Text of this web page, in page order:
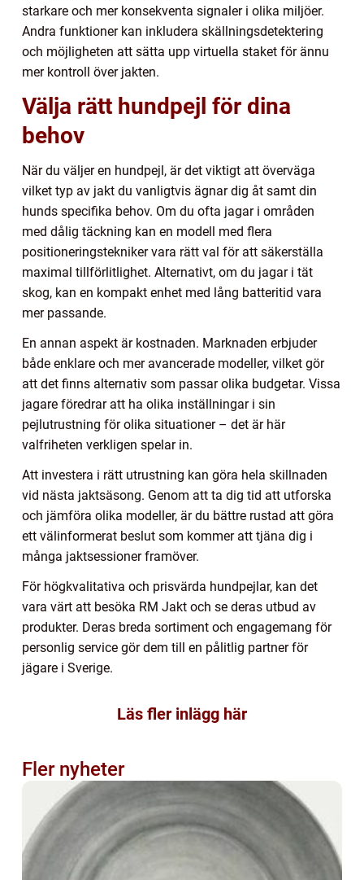
starkare och mer konsekventa signaler i olika miljöer.
Andra funktioner kan inkludera skällningsdetektering
och möjligheten att sätta upp virtuella staket för ännu
mer kontroll över jakten.
Välja rätt hundpejl för dina
behov
När du väljer en hundpejl, är det viktigt att överväga
vilket typ av jakt du vanligtvis ägnar dig åt samt din
hunds specifika behov. Om du ofta jagar i områden
med dålig täckning kan en modell med flera
positioneringstekniker vara rätt val för att säkerställa
maximal tillförlitlighet. Alternativt, om du jagar i tät
skog, kan en kompakt enhet med lång batteritid vara
mer passande.
En annan aspekt är kostnaden. Marknaden erbjuder
både enklare och mer avancerade modeller, vilket gör
att det finns alternativ som passar olika budgetar. Vissa
jagare föredrar att ha olika inställningar i sin
pejlutrustning för olika situationer – det är här
valfriheten verkligen spelar in.
Att investera i rätt utrustning kan göra hela skillnaden
vid nästa jaktsäsong. Genom att ta dig tid att utforska
och jämföra olika modeller, är du bättre rustad att göra
ett välinformerat beslut som kommer att tjäna dig i
många jaktsessioner framöver.
För högkvalitativa och prisvärda hundpejlar, kan det
vara värt att besöka RM Jakt och se deras utbud av
produkter. Deras breda sortiment och engagemang för
personlig service gör dem till en pålitlig partner för
jägare i Sverige.
Läs fler inlägg här
Fler nyheter